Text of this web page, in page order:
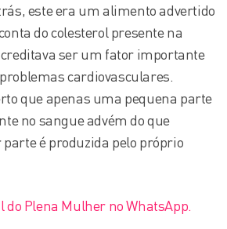
este era um alimento advertido
do colesterol presente na
ser um fator importante
cardiovasculares.
que apenas uma pequena parte
no sangue advém do que
é produzida pelo próprio
do Plena Mulher no WhatsApp.